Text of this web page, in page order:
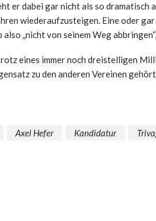
er dabei gar nicht als so dramatisch
wiederaufzusteigen. Eine oder
also „nicht von seinem Weg
eines immer noch dreistelligen
zu den anderen Vereinen
Axel Hefer Kandidatur